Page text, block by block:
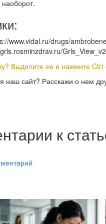
www.vidal.ru/drugs/
Выделите ее и нажмите Ctrl
наш сайт? Расскажи о нем
к